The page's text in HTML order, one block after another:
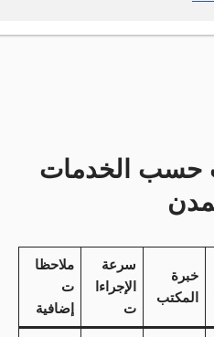
حسب الخدمات
خبرة
المكتب
سرعة
الإجراءا
ت
ملاحظا
ت
إضافية